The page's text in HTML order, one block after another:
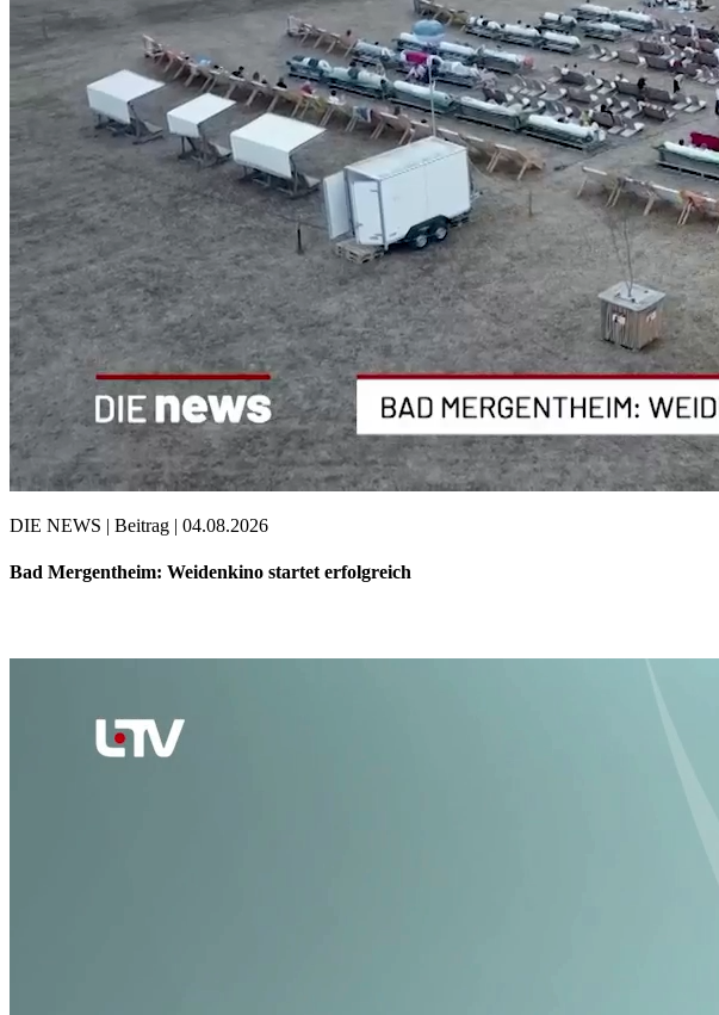
DIE NEWS | Beitrag | 04.08.2026
Bad Mergentheim: Weidenkino startet erfolgreich